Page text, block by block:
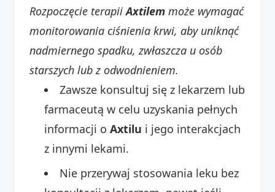
Rozpoczęcie terapiiAxtilem może wymagać
monitorowania ciśnienia krwi, aby uniknąć
nadmiernego spadku, zwłaszcza u osób
starszych lub z odwodnieniem.
Zawsze konsultuj się z lekarzem lub
farmaceutą w celu uzyskania pełnych
informacji o Axtilu i jego interakcjach
z innymi lekami.
Nie przerywaj stosowania leku bez